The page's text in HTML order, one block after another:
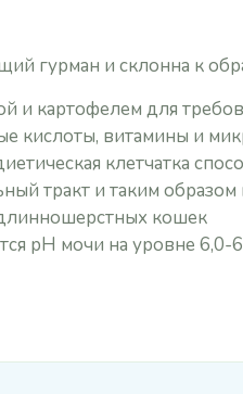
гурман и склонна к
и картофелем для
кислоты, витамины и
клетчатка
тракт и таким
кошек
рН мочи на уровне 6,0-